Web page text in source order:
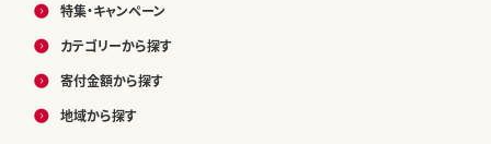
特集・キャンペーン
カテゴリーから探す
寄付金額から探す
地域から探す